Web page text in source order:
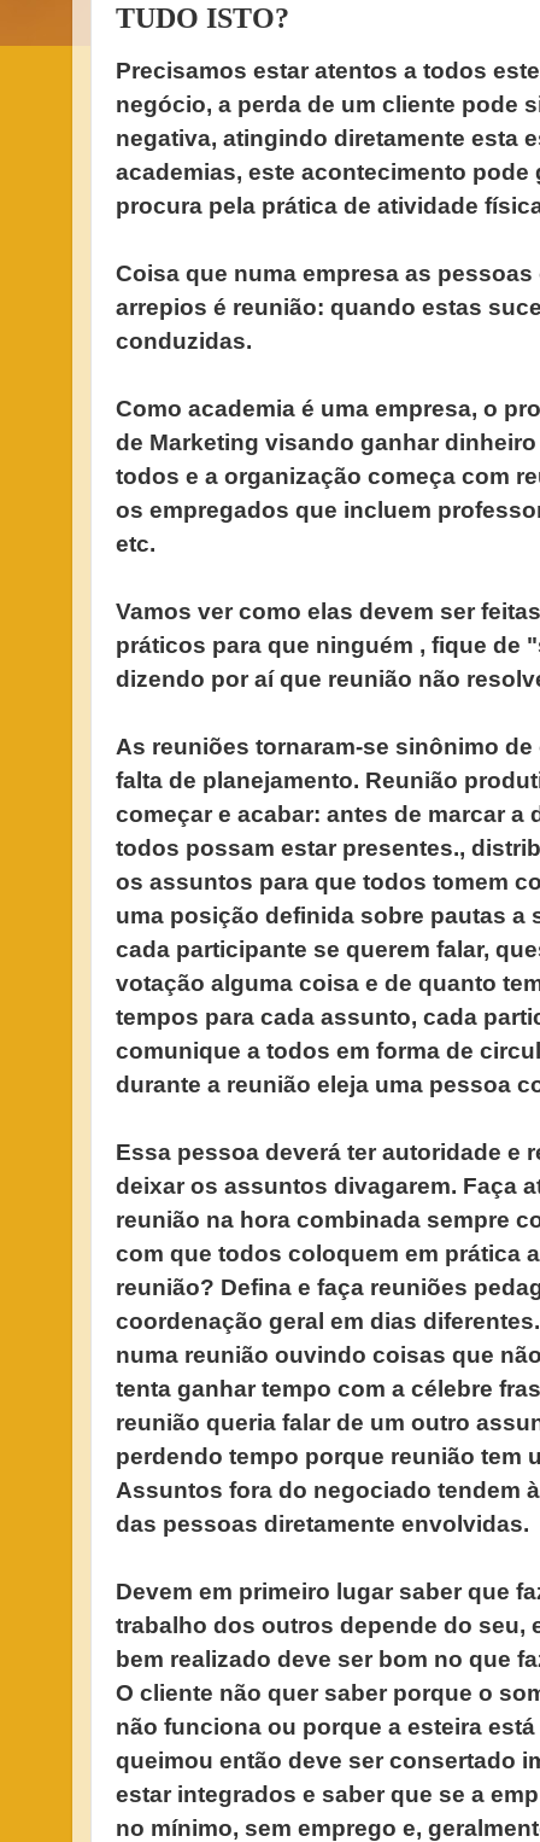
TUDO ISTO?
Precisamos estar atentos a todos
negócio, a perda de um cliente pode
negativa, atingindo diretamente esta
academias, este acontecimento
procura pela prática de atividade
Coisa que numa empresa as
arrepios é reunião: quando estas
conduzidas.
Como academia é uma empresa, o
de Marketing visando ganhar
todos e a organização começa com
os empregados que incluem
etc.
Vamos ver como elas devem ser
práticos para que ninguém , fique de
dizendo por aí que reunião não
As reuniões tornaram-se sinônimo
falta de planejamento. Reunião
começar e acabar: antes de marcar a
todos possam estar presentes.,
os assuntos para que todos tomem
uma posição definida sobre pautas a
cada participante se querem falar,
votação alguma coisa e de quanto
tempos para cada assunto, cada
comunique a todos em forma de
durante a reunião eleja uma pessoa
Essa pessoa deverá ter autoridade e
deixar os assuntos divagarem. Faça
reunião na hora combinada sempre
com que todos coloquem em prática
reunião? Defina e faça reuniões
coordenação geral em dias
numa reunião ouvindo coisas que
tenta ganhar tempo com a célebre
reunião queria falar de um outro
perdendo tempo porque reunião tem
Assuntos fora do negociado tendem
das pessoas diretamente envolvidas.
Devem em primeiro lugar saber que
trabalho dos outros depende do seu,
bem realizado deve ser bom no que
O cliente não quer saber porque o
não funciona ou porque a esteira
queimou então deve ser consertado
estar integrados e saber que se a
no mínimo, sem emprego e,